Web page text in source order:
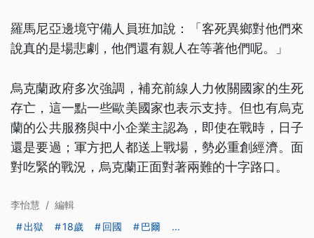
羅馬尼亞邊境守備人員班加說：「客死異鄉對他們來
說真的是場悲劇，他們還有親人在等著他們呢。」
烏克蘭政府多次強調，補充前線人力攸關國家的生死
存亡，這一點一些歐美國家也表示支持。但也有烏克
蘭的公共服務與中小企業主認為，即使在戰時，日子
還是要過；軍方把人都送上戰場，勢必重創經濟。面
對吃緊的戰況，烏克蘭正面對著兩難的十字路口。
李怡慧 / 編輯
出獄
18歲 回國 巴爾 ...